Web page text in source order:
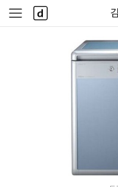
사
이
다
나
와